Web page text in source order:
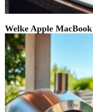
Welke Apple